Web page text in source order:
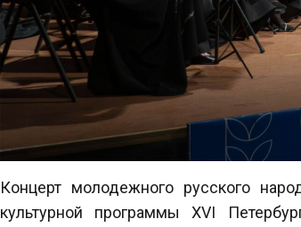
Концерт молодежного русского
культурной программы XVI